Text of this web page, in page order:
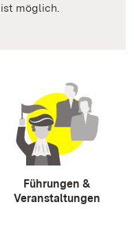
möglich.
Führungen &
Veranstaltungen